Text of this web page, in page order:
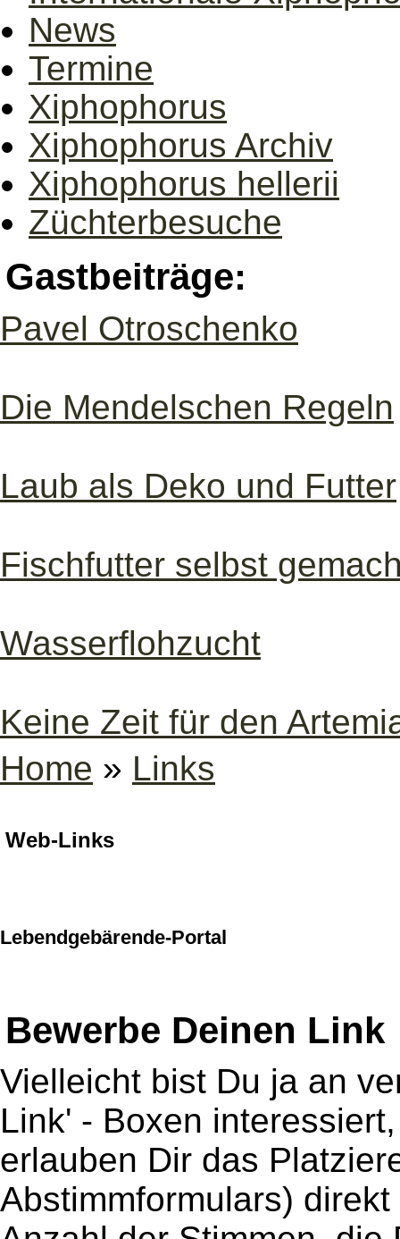
News
Termine
Xiphophorus
Xiphophorus Archiv
Xiphophorus hellerii
Züchterbesuche
Gastbeiträge:
Pavel Otroschenko
Die Mendelschen Regeln
Laub als Deko und Futter
Fischfutter selbst
Wasserflohzucht
Keine Zeit für den
Home » Links
Web-Links
Lebendgebärende-Portal
Bewerbe Deinen Link
Vielleicht bist Du ja an
Link' - Boxen
erlauben Dir das
Abstimmformulars)